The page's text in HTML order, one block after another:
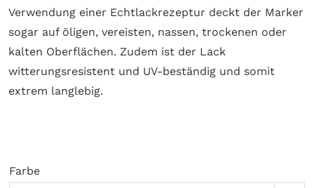
Verwendung einer Echtlackrezeptur deckt der Marker
sogar auf öligen, vereisten, nassen, trockenen oder
kalten Oberflächen. Zudem ist der Lack
witterungsresistent und UV-beständig und somit
extrem langlebig.
Farbe